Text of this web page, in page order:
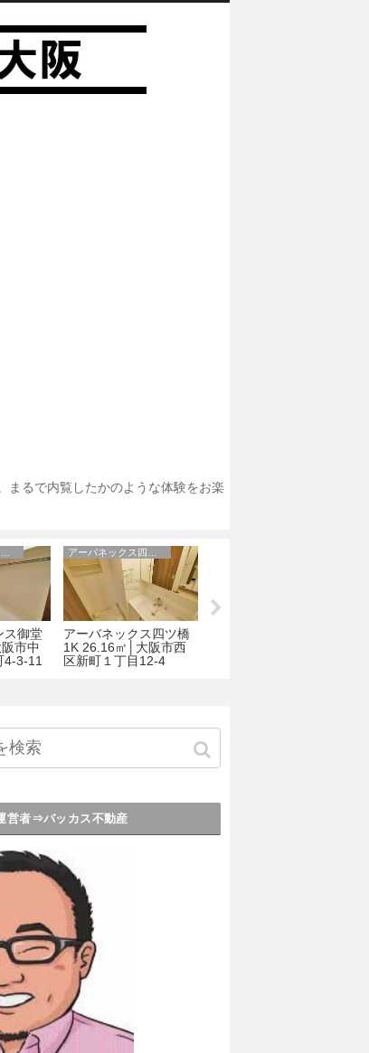
まるで内覧したかのような体験をお楽
ス御堂
市中
4-3-11
アーバネックス四ツ橋
1K 26.16㎡│大阪市西
区新町１丁目12-4
営者⇒バッカス不動産